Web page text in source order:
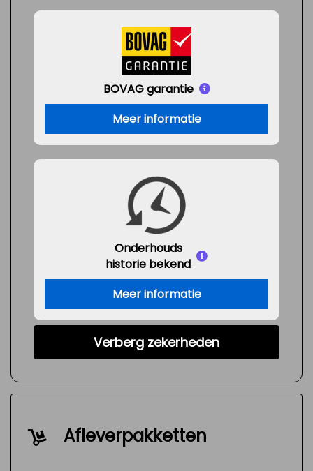
BOVAG garantie
Meer informatie
Onderhouds
historie bekend
Meer informatie
Verberg zekerheden
Afleverpakketten